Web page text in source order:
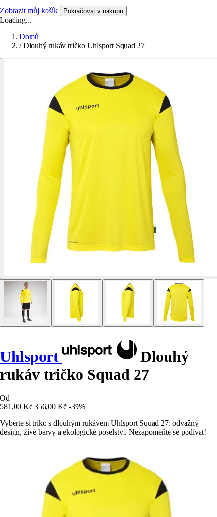
Zobrazit můj košík Pokračovat v nákupu
Loading...
Domů
/ Dlouhý rukáv tričko Uhlsport Squad 27
Uhlsport
Dlouhý
rukáv tričko Squad 27
Od
581,00 Kč 356,00 Kč -39%
Vyberte si triko s dlouhým rukávem Uhlsport Squad 27: odvážný
design, živé barvy a ekologické poselství. Nezapomeňte se podívat!